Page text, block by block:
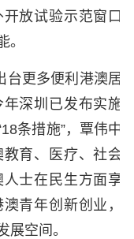
放试验示范窗口
。
台更多便利港澳居
深圳已发布实施
条措施”，覃伟中
育、医疗、社会
士在民生方面享
青年创新创业，
展空间。